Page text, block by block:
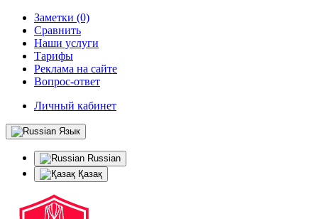
Заметки (0)
Сравнить
Наши услуги
Тарифы
Реклама на сайте
Вопрос-ответ
Личный кабинет
Язык
Russian
Қазақ